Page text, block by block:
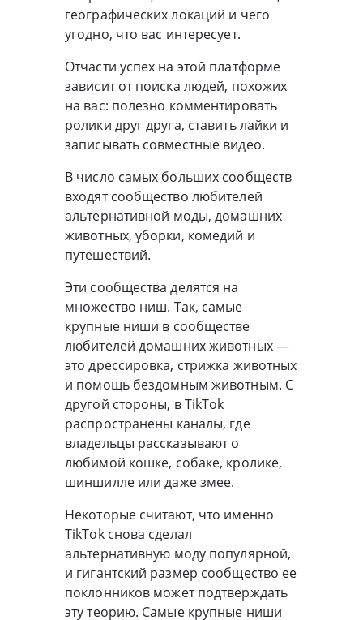
географических локаций и чего
угодно, что вас интересует.
Отчасти успех на этой платформе
зависит от поиска людей, похожих
на вас: полезно комментировать
ролики друг друга, ставить лайки и
записывать совместные видео.
В число самых больших сообществ
входят сообщество любителей
альтернативной моды, домашних
животных, уборки, комедий и
путешествий.
Эти сообщества делятся на
множество ниш. Так, самые
крупные ниши в сообществе
любителей домашних животных —
это дрессировка, стрижка животных
и помощь бездомным животным. С
другой стороны, в TikTok
распространены каналы, где
владельцы рассказывают о
любимой кошке, собаке, кролике,
шиншилле или даже змее.
Некоторые считают, что именно
TikTok снова сделал
альтернативную моду популярной,
и гигантский размер сообщество ее
поклонников может подтверждать
эту теорию. Самые крупные ниши